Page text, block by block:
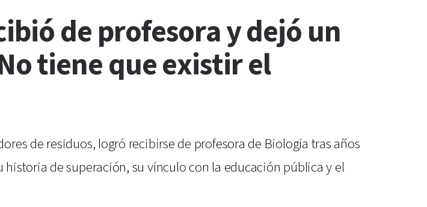
de profesora y dejó un
tiene que existir el
de residuos, logró recibirse de profesora de Biología tras años
de superación, su vínculo con la educación pública y el